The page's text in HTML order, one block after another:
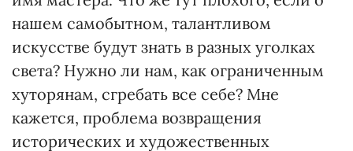
нашем самобытном, талантливом
искусстве будут знать в разных уголках
света? Нужно ли нам, как ограниченным
хуторянам, сгребать все себе? Мне
кажется, проблема возвращения
исторических и художественных